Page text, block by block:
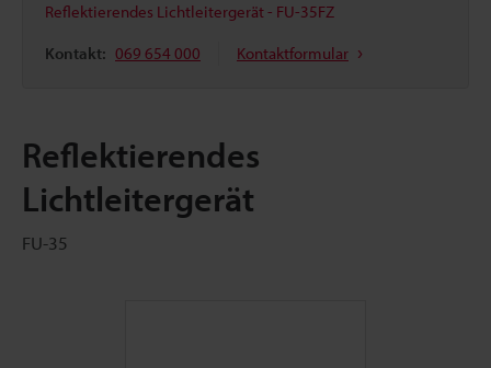
Reflektierendes Lichtleitergerät - FU-35FZ
Kontakt: 069 654 000 Kontaktformular
Reflektierendes
Lichtleitergerät
FU-35